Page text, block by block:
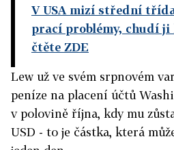
V USA mizí střední
prací problémy, chudí
čtěte ZDE
Lew už ve svém srpnovém
peníze na placení účtů
v polovině října, kdy mu
USD - to je částka, která